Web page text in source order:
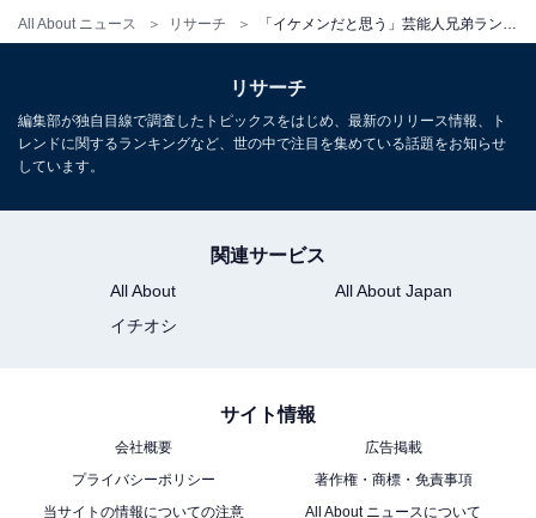
All About ニュース リサーチ
リサーチ
編集部が独自目線で調査したトピックスをはじめ、最新のリリース情報、ト
レンドに関するランキングなど、世の中で注目を集めている話題をお知らせ
しています。
関連サービス
All About
All About Japan
イチオシ
サイト情報
会社概要
広告掲載
プライバシーポリシー
著作権・商標・免責事項
当サイトの情報についての注意
All About ニュースについて